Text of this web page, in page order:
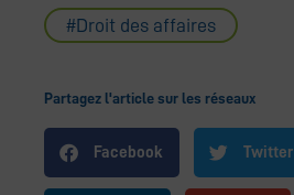
Droit des affaires
Partagez l'article sur les réseaux
Facebook Twitter